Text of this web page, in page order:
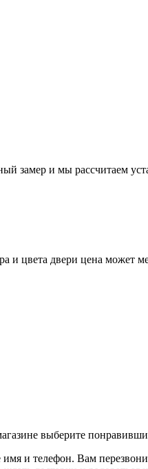
замер и мы рассчитаем
и цвета двери цена может
выберите
и телефон. Вам